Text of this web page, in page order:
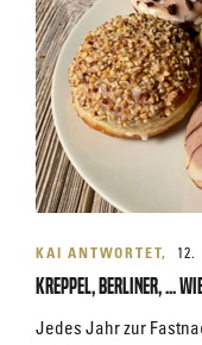
KAI ANTWORTET 12.
Kreppel, Berliner, ...
Jedes Jahr zur